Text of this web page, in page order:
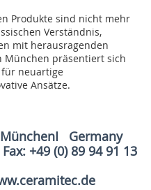
Produkte sind nicht mehr
Verständnis,
mit herausragenden
München präsentiert sich
neuartige
Ansätze.
Germany
+49 (0) 89 94 91 13